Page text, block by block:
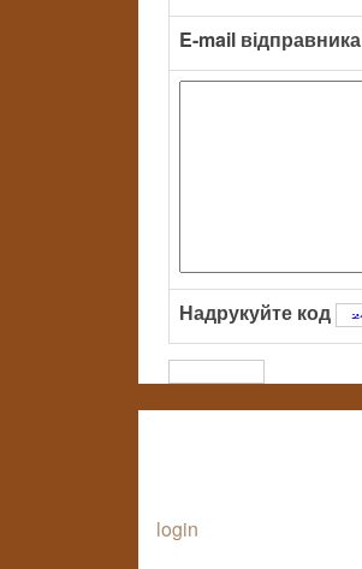
E-mail відправника
Надрукуйте код
login